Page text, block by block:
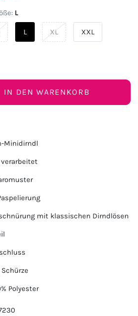
L
L XL XXL
IN DEN WARENKORB
Minidirndl
mit klassischen Dirndlösen
Polyester